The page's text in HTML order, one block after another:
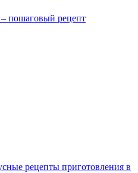
пошаговый рецепт
рецепты приготовления в